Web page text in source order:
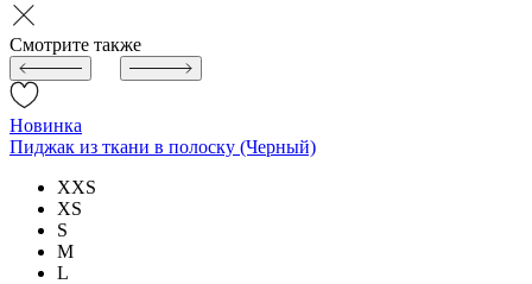
Смотрите также
Новинка
Пиджак из ткани в полоску (Черный)
XXS
XS
S
M
L